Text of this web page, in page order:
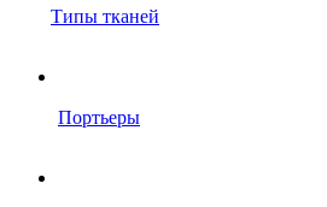
Типы тканей
Портьеры